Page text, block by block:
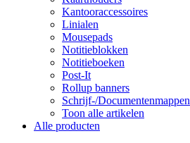
Kantooraccessoires
Linialen
Mousepads
Notitieblokken
Notitieboeken
Post-It
Rollup banners
Schrijf-/Documentenmappen
Toon alle artikelen
Alle producten